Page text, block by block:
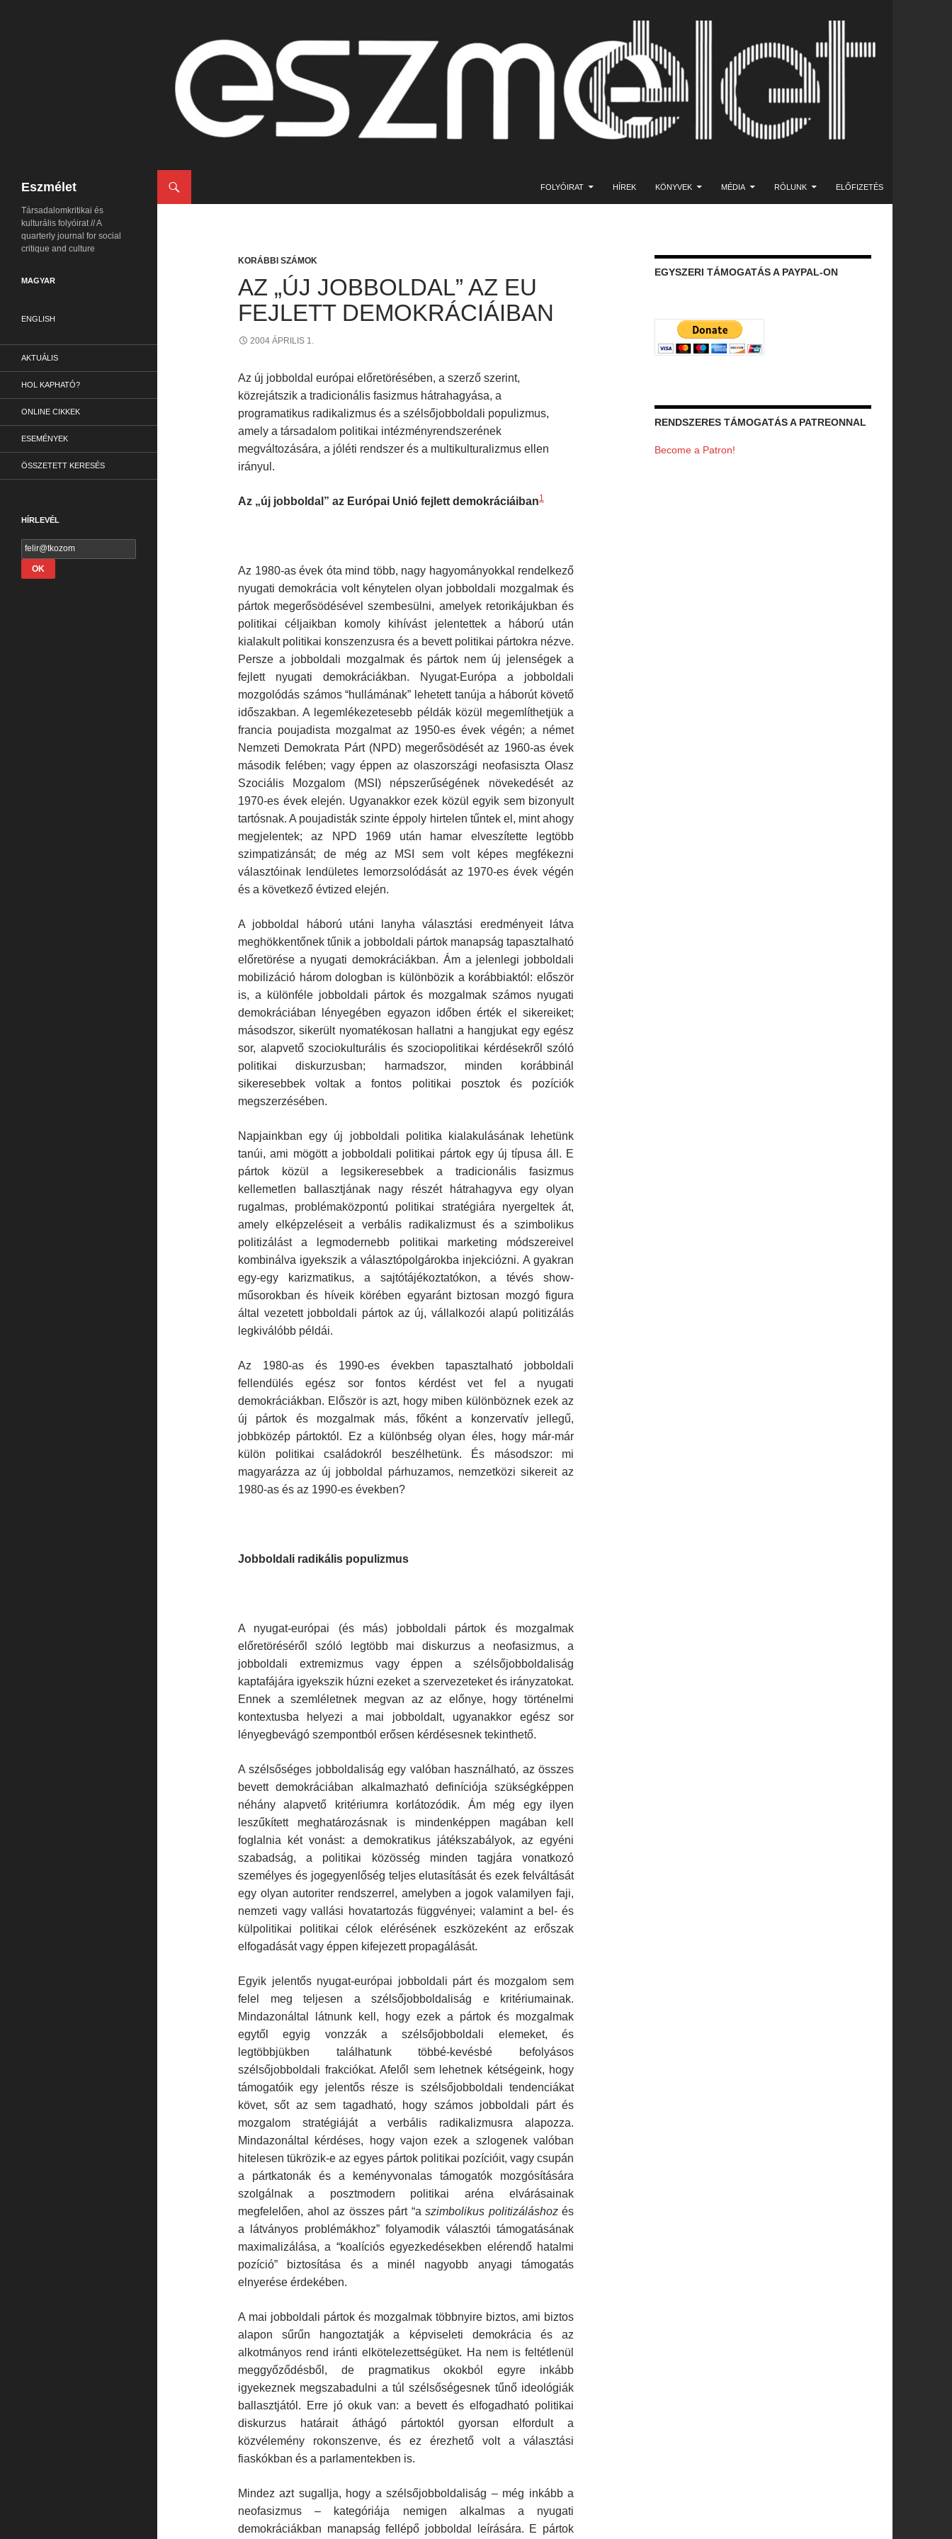
Eszmélet
FOLYÓIRAT
HÍREK KÖNYVEK MÉDIA RÓLUNK ELŐFIZETÉS
KORÁBBI SZÁMOK
AZ „ÚJ JOBBOLDAL” AZ EU
FEJLETT DEMOKRÁCIÁIBAN
2004 ÁPRILIS 1.
Az új jobboldal európai előretörésében, a szerző szerint,
közrejátszik a tradicionális fasizmus hátrahagyása, a
programatikus radikalizmus és a szélsőjobboldali populizmus,
amely a társadalom politikai intézményrendszerének
megváltozására, a jóléti rendszer és a multikulturalizmus ellen
irányul.
Az „új jobboldal” az Európai Unió fejlett demokráciáiban1
Az 1980-as évek óta mind több, nagy hagyományokkal rendelkező
nyugati demokrácia volt kénytelen olyan jobboldali mozgalmak és
pártok megerősödésével szembesülni, amelyek retorikájukban és
politikai céljaikban komoly kihívást jelentettek a háború után
kialakult politikai konszenzusra és a bevett politikai pártokra nézve.
Persze a jobboldali mozgalmak és pártok nem új jelenségek a
fejlett nyugati demokráciákban. Nyugat-Európa a jobboldali
mozgolódás számos “hullámának” lehetett tanúja a háborút követő
időszakban. A legemlékezetesebb példák közül megemlíthetjük a
francia poujadista mozgalmat az 1950-es évek végén; a német
Nemzeti Demokrata Párt (NPD) megerősödését az 1960-as évek
második felében; vagy éppen az olaszországi neofasiszta Olasz
Szociális Mozgalom (MSI) népszerűségének növekedését az
1970-es évek elején. Ugyanakkor ezek közül egyik sem bizonyult
tartósnak. A poujadisták szinte éppoly hirtelen tűntek el, mint ahogy
megjelentek; az NPD 1969 után hamar elveszítette legtöbb
szimpatizánsát; de még az MSI sem volt képes megfékezni
választóinak lendületes lemorzsolódását az 1970-es évek végén
és a következő évtized elején.
A jobboldal háború utáni lanyha választási eredményeit látva
meghökkentőnek tűnik a jobboldali pártok manapság tapasztalható
előretörése a nyugati demokráciákban. Ám a jelenlegi jobboldali
mobilizáció három dologban is különbözik a korábbiaktól: először
is, a különféle jobboldali pártok és mozgalmak számos nyugati
demokráciában lényegében egyazon időben érték el sikereiket;
másodszor, sikerült nyomatékosan hallatni a hangjukat egy egész
sor, alapvető szociokulturális és szociopolitikai kérdésekről szóló
politikai diskurzusban; harmadszor, minden korábbinál
sikeresebbek voltak a fontos politikai posztok és pozíciók
megszerzésében.
Napjainkban egy új jobboldali politika kialakulásának lehetünk
tanúi, ami mögött a jobboldali politikai pártok egy új típusa áll. E
pártok közül a legsikeresebbek a tradicionális fasizmus
kellemetlen ballasztjának nagy részét hátrahagyva egy olyan
rugalmas, problémaközpontú politikai stratégiára nyergeltek át,
amely elképzeléseit a verbális radikalizmust és a szimbolikus
politizálást a legmodernebb politikai marketing módszereivel
kombinálva igyekszik a választópolgárokba injekciózni. A gyakran
egy-egy karizmatikus, a sajtótájékoztatókon, a tévés show-
műsorokban és híveik körében egyaránt biztosan mozgó figura
által vezetett jobboldali pártok az új, vállalkozói alapú politizálás
legkiválóbb példái.
Az 1980-as és 1990-es években tapasztalható jobboldali
fellendülés egész sor fontos kérdést vet fel a nyugati
demokráciákban. Először is azt, hogy miben különböznek ezek az
új pártok és mozgalmak más, főként a konzervatív jellegű,
jobbközép pártoktól. Ez a különbség olyan éles, hogy már-már
külön politikai családokról beszélhetünk. És másodszor: mi
magyarázza az új jobboldal párhuzamos, nemzetközi sikereit az
1980-as és az 1990-es években?
Jobboldali radikális populizmus
A nyugat-európai (és más) jobboldali pártok és mozgalmak
előretöréséről szóló legtöbb mai diskurzus a neofasizmus, a
jobboldali extremizmus vagy éppen a szélsőjobboldaliság
kaptafájára igyekszik húzni ezeket a szervezeteket és irányzatokat.
Ennek a szemléletnek megvan az az előnye, hogy történelmi
kontextusba helyezi a mai jobboldalt, ugyanakkor egész sor
lényegbevágó szempontból erősen kérdésesnek tekinthető.
A szélsőséges jobboldaliság egy valóban használható, az összes
bevett demokráciában alkalmazható definíciója szükségképpen
néhány alapvető kritériumra korlátozódik. Ám még egy ilyen
leszűkített meghatározásnak is mindenképpen magában kell
foglalnia két vonást: a demokratikus játékszabályok, az egyéni
szabadság, a politikai közösség minden tagjára vonatkozó
személyes és jogegyenlőség teljes elutasítását és ezek felváltását
egy olyan autoriter rendszerrel, amelyben a jogok valamilyen faji,
nemzeti vagy vallási hovatartozás függvényei; valamint a bel- és
külpolitikai politikai célok elérésének eszközeként az erőszak
elfogadását vagy éppen kifejezett propagálását.
Egyik jelentős nyugat-európai jobboldali párt és mozgalom sem
felel meg teljesen a szélsőjobboldaliság e kritériumainak.
Mindazonáltal látnunk kell, hogy ezek a pártok és mozgalmak
egytől egyig vonzzák a szélsőjobboldali elemeket, és
legtöbbjükben találhatunk többé-kevésbé befolyásos
szélsőjobboldali frakciókat. Afelől sem lehetnek kétségeink, hogy
támogatóik egy jelentős része is szélsőjobboldali tendenciákat
követ, sőt az sem tagadható, hogy számos jobboldali párt és
mozgalom stratégiáját a verbális radikalizmusra alapozza.
Mindazonáltal kérdéses, hogy vajon ezek a szlogenek valóban
hitelesen tükrözik-e az egyes pártok politikai pozícióit, vagy csupán
a pártkatonák és a keményvonalas támogatók mozgósítására
szolgálnak a posztmodern politikai aréna elvárásainak
megfelelően, ahol az összes párt “a szimbolikus politizáláshozés
a látványos problémákhoz” folyamodik választói támogatásának
maximalizálása, a “koalíciós egyezkedésekben elérendő hatalmi
pozíció” biztosítása és a minél nagyobb anyagi támogatás
elnyerése érdekében.
A mai jobboldali pártok és mozgalmak többnyire biztos, ami biztos
alapon sűrűn hangoztatják a képviseleti demokrácia és az
alkotmányos rend iránti elkötelezettségüket. Ha nem is feltétlenül
meggyőződésből, de pragmatikus okokból egyre inkább
igyekeznek megszabadulni a túl szélsőségesnek tűnő ideológiák
ballasztjától. Erre jó okuk van: a bevett és elfogadható politikai
diskurzus határait áthágó pártoktól gyorsan elfordult a
közvélemény rokonszenve, és ez érezhető volt a választási
fiaskókban és a parlamentekben is.
Mindez azt sugallja, hogy a szélsőjobboldaliság – még inkább a
neofasizmus – kategóriája nemigen alkalmas a nyugati
demokráciákban manapság fellépő jobboldal leírására. E pártok
EGYSZERI TÁMOGATÁS A PAYPAL-ON
RENDSZERES TÁMOGATÁS A PATREONNAL
Become a Patron!
Társadalomkritikai és
kulturális folyóirat // A
quarterly journal for social
critique and culture
MAGYAR
ENGLISH
AKTUÁLIS
HOL KAPHATÓ?
ONLINE CIKKEK
ESEMÉNYEK
ÖSSZETETT KERESÉS
HÍRLEVÉL